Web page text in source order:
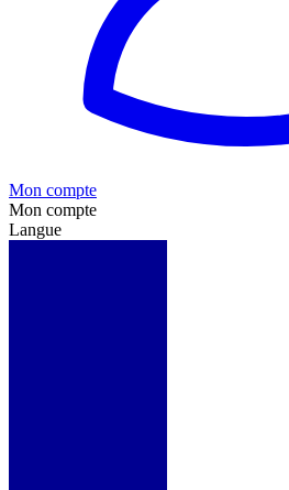
Mon compte
Mon compte
Langue